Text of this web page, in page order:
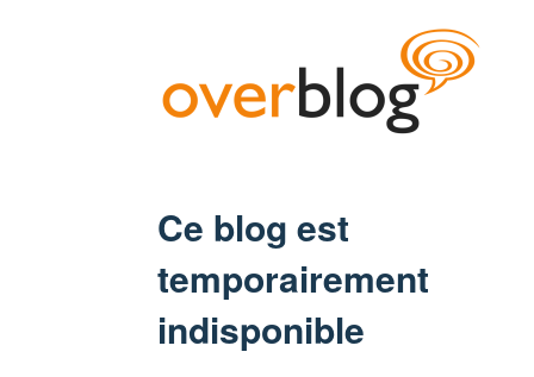
Ce blog est
temporairement
indisponible